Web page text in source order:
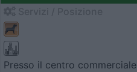
Presso il centro